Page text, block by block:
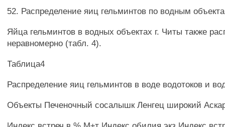
52. Распределение яиц гельминтов по водным
Яйца гельминтов в водных объектах г. Читы также
неравномерно (табл. 4).
Таблица4
Распределение яиц гельминтов в воде водотоков и
Объекты Печеночный сосалышк Ленгец широкий